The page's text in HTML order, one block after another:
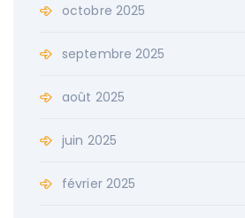
octobre 2025
septembre 2025
août 2025
juin 2025
février 2025